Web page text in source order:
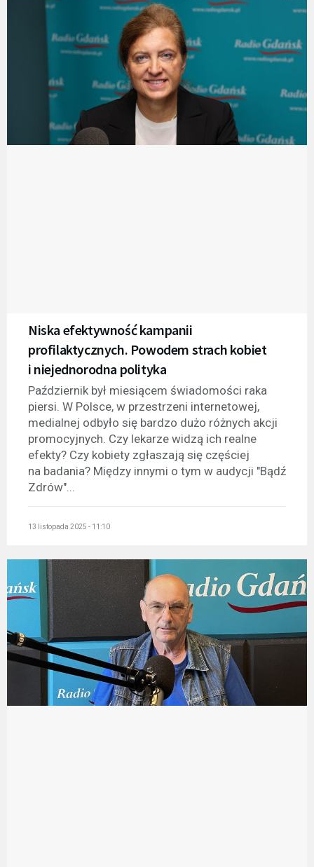
Niska efektywność kampanii
profilaktycznych. Powodem strach kobiet
i niejednorodna polityka
Październik był miesiącem świadomości raka
piersi. W Polsce, w przestrzeni internetowej,
medialnej odbyło się bardzo dużo różnych akcji
promocyjnych. Czy lekarze widzą ich realne
efekty? Czy kobiety zgłaszają się częściej
na badania? Między innymi o tym w audycji "Bądź
Zdrów"...
13 listopada 2025 - 11:10